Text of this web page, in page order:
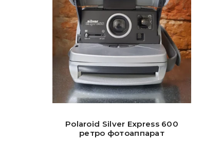
Polaroid Silver Express 600
ретро фотоаппарат